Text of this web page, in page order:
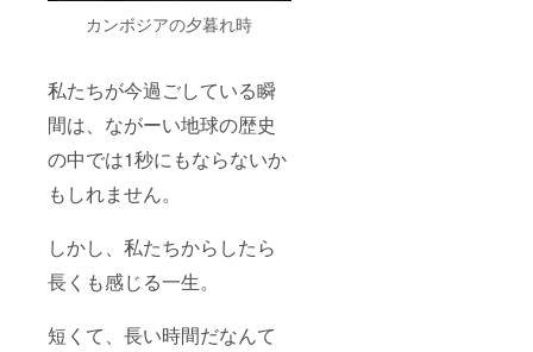
カンボジアの夕暮れ時
私たちが今過ごしている瞬
間は、ながーい地球の歴史
の中では1秒にもならないか
もしれません。
しかし、私たちからしたら
長くも感じる一生。
短くて、長い時間だなんて